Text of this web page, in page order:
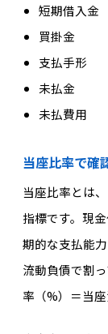
短期借入金
買掛金
支払手形
未払金
未払費用
当座比率で確
当座比率とは
指標です。現
期的な支払能
流動負債で割
率（%）＝当